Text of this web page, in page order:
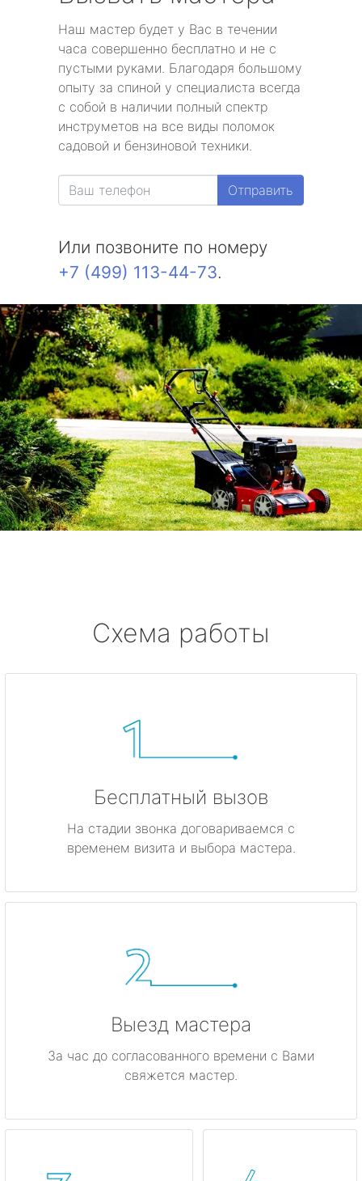
Наш мастер будет у Вас в течении
часа совершенно бесплатно и не с
пустыми руками. Благодаря большому
опыту за спиной у специалиста всегда
с собой в наличии полный спектр
инструметов на все виды поломок
садовой и бензиновой техники.
Отправить
Или позвоните по номеру
+7 (499) 113-44-73.
Схема работы
Бесплатный вызов
На стадии звонка договариваемся с
временем визита и выбора мастера.
Выезд мастера
За час до согласованного времени с Вами
свяжется мастер.